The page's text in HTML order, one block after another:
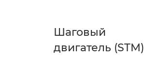
Шаговый
двигатель (STM)